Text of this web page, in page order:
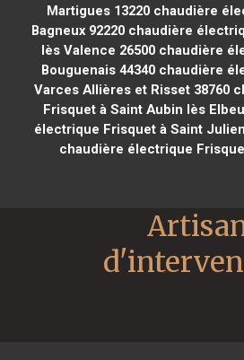
Martigues 13220 chaudière
Bagneux 92220chaudière
lès Valence 26500 chaudière
Bouguenais 44340 chaudière
Varces Allières et Risset 38760
Frisquet à Saint Aubin lès
électrique Frisquet à Saint
chaudière électrique